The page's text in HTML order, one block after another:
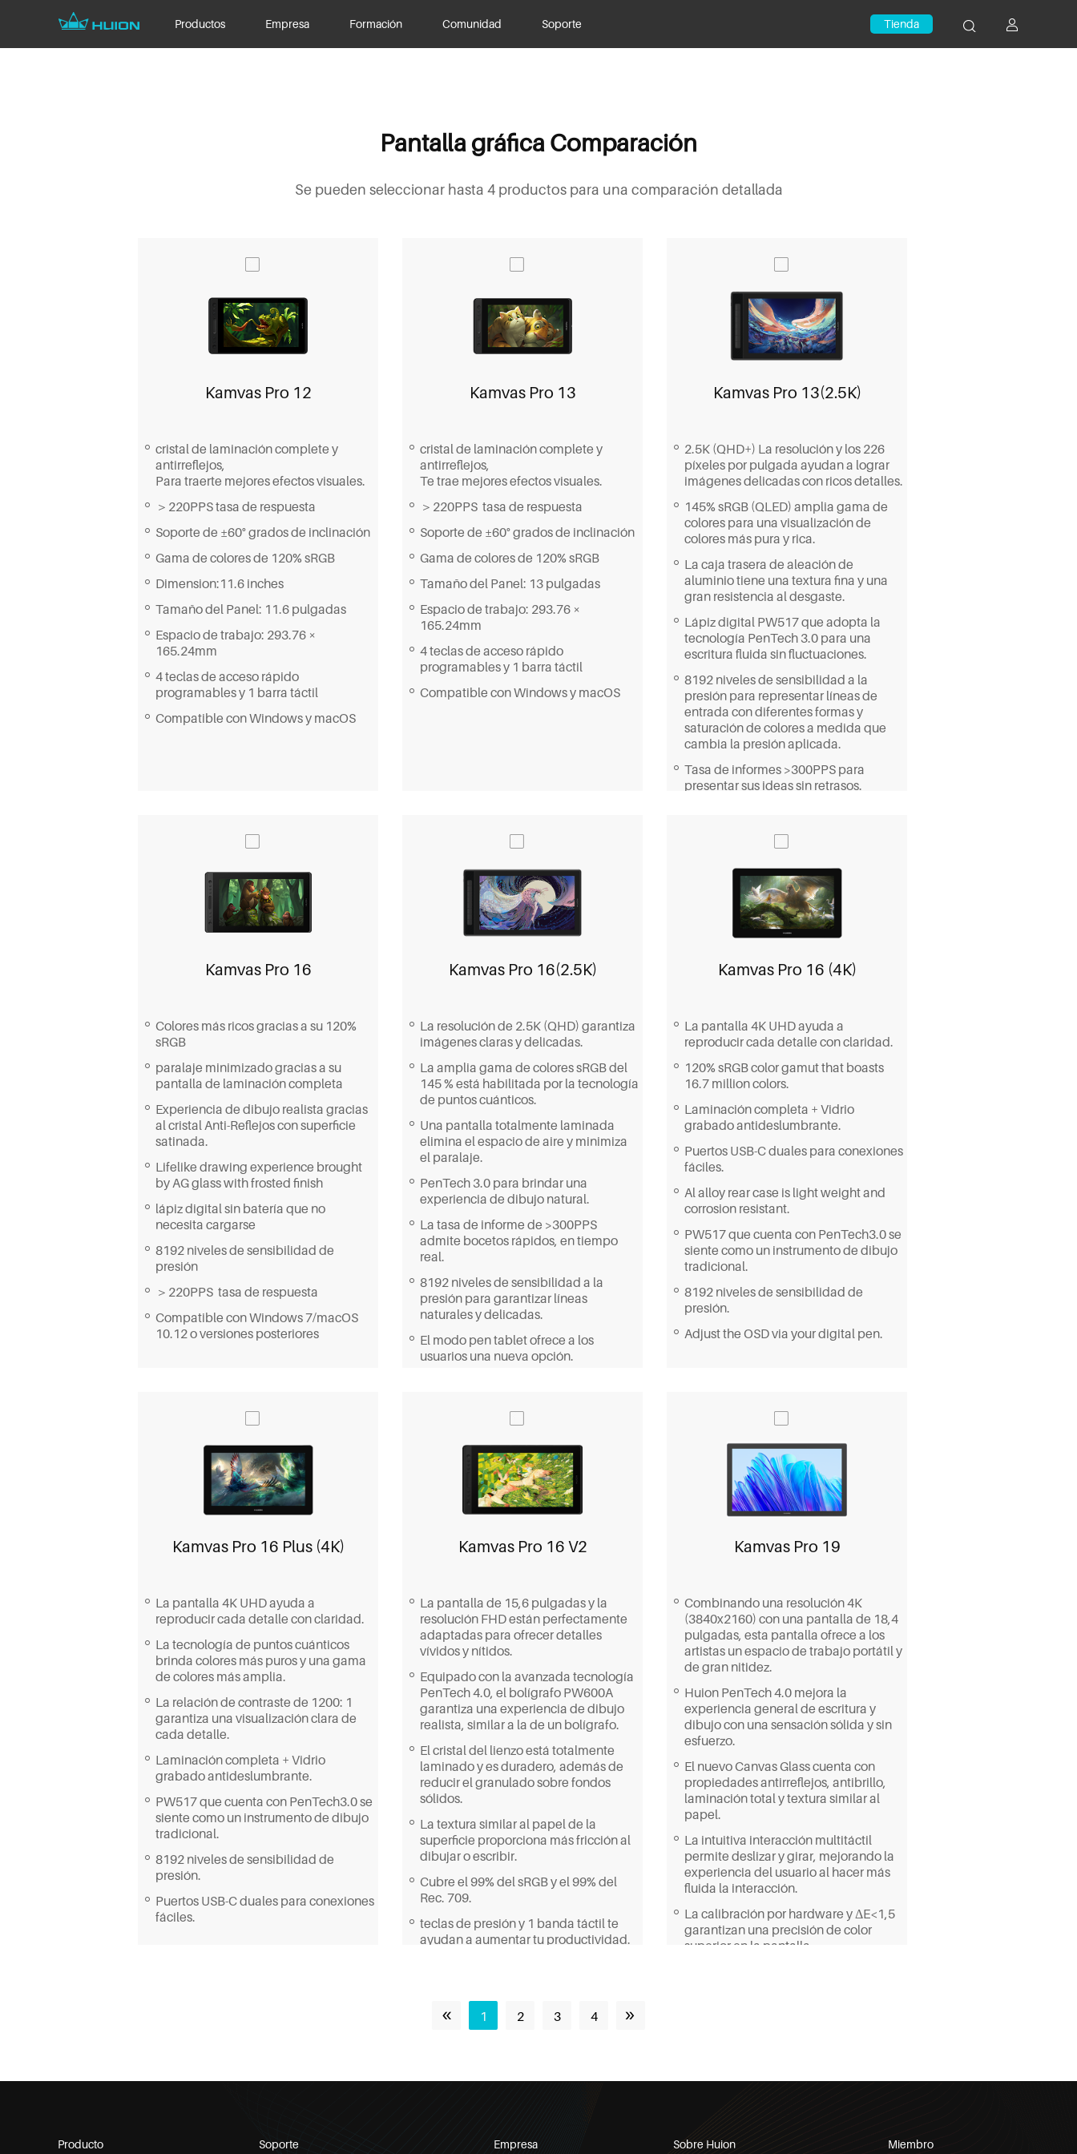
Productos Empresa Formación Comunidad Soporte Tienda
Pantalla gráfica Comparación
Se pueden seleccionar hasta 4 productos para una comparación detallada
Kamvas Pro 12
cristal de laminación complete y
antirreflejos,
Para traerte mejores efectos visuales.
＞220PPS tasa de respuesta
Soporte de ±60° grados de inclinación
Gama de colores de 120% sRGB
Dimension:11.6 inches
Tamaño del Panel: 11.6 pulgadas
Espacio de trabajo: 293.76 ×
165.24mm
4 teclas de acceso rápido
programables y 1 barra táctil
Compatible con Windows y macOS
Kamvas Pro 13
cristal de laminación complete y
antirreflejos,
Te trae mejores efectos visuales.
＞220PPS tasa de respuesta
Soporte de ±60° grados de inclinación
Gama de colores de 120% sRGB
Tamaño del Panel: 13 pulgadas
Espacio de trabajo: 293.76 ×
165.24mm
4 teclas de acceso rápido
programables y 1 barra táctil
Compatible con Windows y macOS
Kamvas Pro 13(2.5K)
2.5K (QHD+) La resolución y los 226
píxeles por pulgada ayudan a lograr
imágenes delicadas con ricos detalles.
145% sRGB (QLED) amplia gama de
colores para una visualización de
colores más pura y rica.
La caja trasera de aleación de
aluminio tiene una textura fina y una
gran resistencia al desgaste.
Lápiz digital PW517 que adopta la
tecnología PenTech 3.0 para una
escritura fluida sin fluctuaciones.
8192 niveles de sensibilidad a la
presión para representar líneas de
entrada con diferentes formas y
saturación de colores a medida que
cambia la presión aplicada.
Tasa de informes >300PPS para
presentar sus ideas sin retrasos.
El vidrio antideslumbrante y la
pantalla IPS están perfectamente
laminados para disminuir el paralaje.
Kamvas Pro 16
Colores más ricos gracias a su 120%
sRGB
paralaje minimizado gracias a su
pantalla de laminación completa
Experiencia de dibujo realista gracias
al cristal Anti-Reflejos con superficie
satinada.
Lifelike drawing experience brought
by AG glass with frosted finish
lápiz digital sin batería que no
necesita cargarse
8192 niveles de sensibilidad de
presión
＞220PPS tasa de respuesta
Compatible con Windows 7/macOS
10.12 o versiones posteriores
Kamvas Pro 16(2.5K)
La resolución de 2.5K (QHD) garantiza
imágenes claras y delicadas.
La amplia gama de colores sRGB del
145 % está habilitada por la tecnología
de puntos cuánticos.
Una pantalla totalmente laminada
elimina el espacio de aire y minimiza
el paralaje.
PenTech 3.0 para brindar una
experiencia de dibujo natural.
La tasa de informe de >300PPS
admite bocetos rápidos, en tiempo
real.
8192 niveles de sensibilidad a la
presión para garantizar líneas
naturales y delicadas.
El modo pen tablet ofrece a los
usuarios una nueva opción.
Kamvas Pro 16 (4K)
La pantalla 4K UHD ayuda a
reproducir cada detalle con claridad.
120% sRGB color gamut that boasts
16.7 million colors.
Laminación completa + Vidrio
grabado antideslumbrante.
Puertos USB-C duales para conexiones
fáciles.
Al alloy rear case is light weight and
corrosion resistant.
PW517 que cuenta con PenTech3.0 se
siente como un instrumento de dibujo
tradicional.
8192 niveles de sensibilidad de
presión.
Adjust the OSD via your digital pen.
Kamvas Pro 16 Plus (4K)
La pantalla 4K UHD ayuda a
reproducir cada detalle con claridad.
La tecnología de puntos cuánticos
brinda colores más puros y una gama
de colores más amplia.
La relación de contraste de 1200: 1
garantiza una visualización clara de
cada detalle.
Laminación completa + Vidrio
grabado antideslumbrante.
PW517 que cuenta con PenTech3.0 se
siente como un instrumento de dibujo
tradicional.
8192 niveles de sensibilidad de
presión.
Puertos USB-C duales para conexiones
fáciles.
Kamvas Pro 16 V2
La pantalla de 15,6 pulgadas y la
resolución FHD están perfectamente
adaptadas para ofrecer detalles
vívidos y nítidos.
Equipado con la avanzada tecnología
PenTech 4.0, el bolígrafo PW600A
garantiza una experiencia de dibujo
realista, similar a la de un bolígrafo.
El cristal del lienzo está totalmente
laminado y es duradero, además de
reducir el granulado sobre fondos
sólidos.
La textura similar al papel de la
superficie proporciona más fricción al
dibujar o escribir.
Cubre el 99% del sRGB y el 99% del
Rec. 709.
teclas de presión y 1 banda táctil te
ayudan a aumentar tu productividad.
Compatible con los sistemas
Kamvas Pro 19
Combinando una resolución 4K
(3840x2160) con una pantalla de 18,4
pulgadas, esta pantalla ofrece a los
artistas un espacio de trabajo portátil y
de gran nitidez.
Huion PenTech 4.0 mejora la
experiencia general de escritura y
dibujo con una sensación sólida y sin
esfuerzo.
El nuevo Canvas Glass cuenta con
propiedades antirreflejos, antibrillo,
laminación total y textura similar al
papel.
La intuitiva interacción multitáctil
permite deslizar y girar, mejorando la
experiencia del usuario al hacer más
fluida la interacción.
La calibración por hardware y ΔE<1,5
garantizan una precisión de color
superior en la pantalla.
integrado y la compatibilidad con el
« 1 2 3 4 »
Producto Soporte Empresa Sobre Huion Miembro